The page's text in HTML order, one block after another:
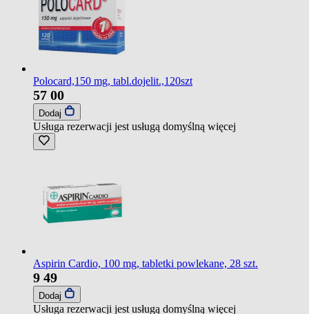
Polocard,150 mg, tabl.dojelit.,120szt
57 00
Dodaj
Usługa rezerwacji jest usługą domyślną więcej
Aspirin Cardio, 100 mg, tabletki powlekane, 28 szt.
9 49
Dodaj
Usługa rezerwacji jest usługą domyślną więcej